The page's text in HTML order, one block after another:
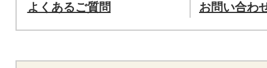
よくあるご質問 お問い合わ